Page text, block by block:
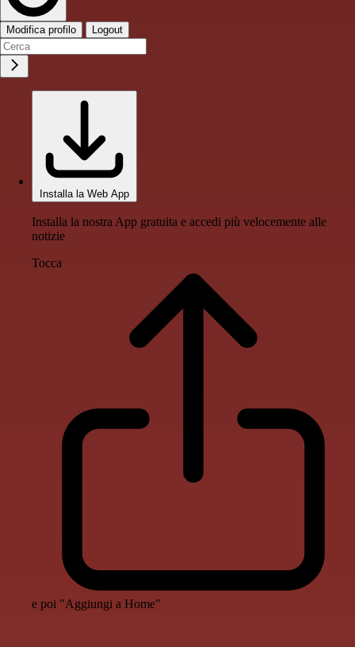
Modifica profilo Logout
Installa la Web App
Installa la nostra App gratuita e accedi più velocemente alle
notizie
Tocca
e poi "Aggiungi a Home"